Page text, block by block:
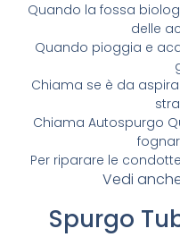
Quando la fossa
delle
Quando pioggia e
Chiama se è da
Chiama Autospurgo
Per riparare le
Vedi
Spurgo